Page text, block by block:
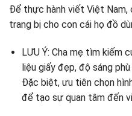
Để thực hành viết Việt Nam,
trang bị cho con cái họ đồ
LƯU Ý: Cha mẹ tìm kiếm
liệu giấy đẹp, độ sáng
Đặc biệt, ưu tiên chọn
để tạo sự quan tâm đến